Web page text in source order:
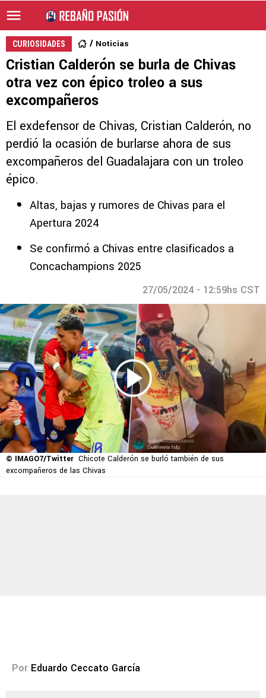
CURIOSIDADES Noticias
Cristian Calderón se burla de Chivas
otra vez con épico troleo a sus
excompañeros
El exdefensor de Chivas, Cristian Calderón, no
perdió la ocasión de burlarse ahora de sus
excompañeros del Guadalajara con un troleo
épico.
Altas, bajas y rumores de Chivas para el
Apertura 2024
Se confirmó a Chivas entre clasificados a
Concachampions 2025
27/05/2024 - 12:59hs CST
© IMAGO7/Twitter Chicote Calderón se burló también de sus
excompañeros de las Chivas
Por Eduardo Ceccato García